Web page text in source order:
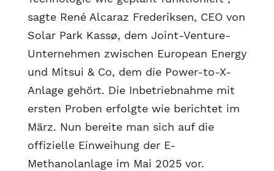
sagte René Alcaraz Frederiksen, CEO von
Solar Park Kassø, dem Joint-Venture-
Unternehmen zwischen European Energy
und Mitsui & Co, dem die Power-to-X-
Anlage gehört. Die Inbetriebnahme mit
ersten Proben erfolgte wie berichtet im
März. Nun bereite man sich auf die
offizielle Einweihung der E-
Methanolanlage im Mai 2025 vor.